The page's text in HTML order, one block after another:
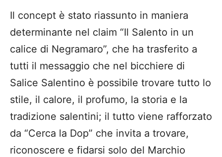
Il concept è stato riassunto in maniera
determinante nel claim “Il Salento in un
calice di Negramaro”, che ha trasferito a
tutti il messaggio che nel bicchiere di
Salice Salentino è possibile trovare tutto lo
stile, il calore, il profumo, la storia e la
tradizione salentini; il tutto viene rafforzato
da “Cerca la Dop” che invita a trovare,
riconoscere e fidarsi solo del Marchio